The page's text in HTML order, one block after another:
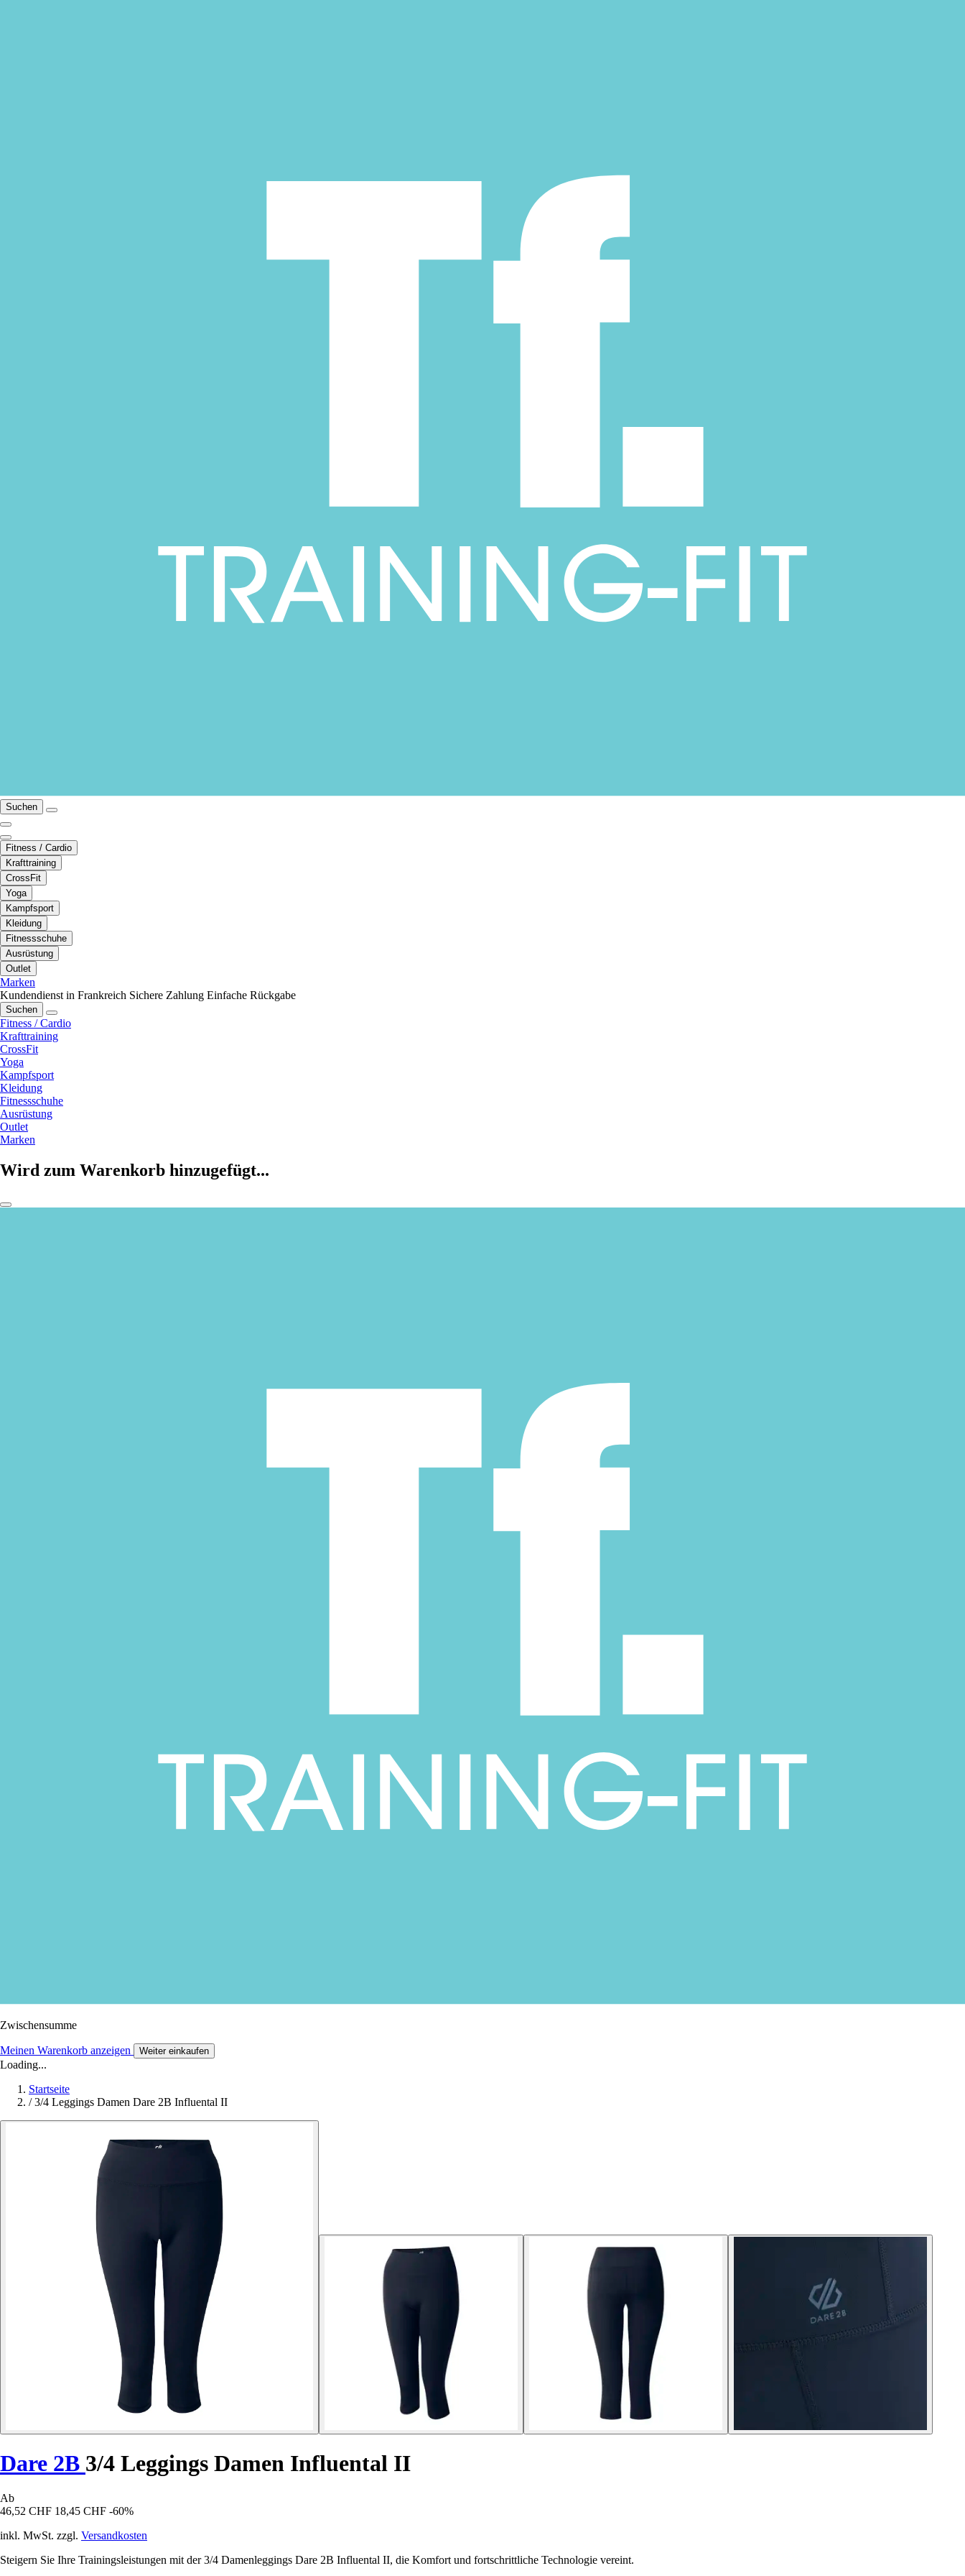
Suchen
Fitness / Cardio
Krafttraining
CrossFit
Yoga
Kampfsport
Kleidung
Fitnessschuhe
Ausrüstung
Outlet
Marken
Kundendienst in Frankreich Sichere Zahlung Einfache Rückgabe
Suchen
Fitness / Cardio
Krafttraining
CrossFit
Yoga
Kampfsport
Kleidung
Fitnessschuhe
Ausrüstung
Outlet
Marken
Wird zum Warenkorb hinzugefügt...
Zwischensumme
Meinen Warenkorb anzeigen Weiter einkaufen
Loading...
Startseite
/ 3/4 Leggings Damen Dare 2B Influental II
Dare 2B 3/4 Leggings Damen Influental II
Ab
46,52 CHF 18,45 CHF -60%
inkl. MwSt. zzgl. Versandkosten
Steigern Sie Ihre Trainingsleistungen mit der 3/4 Damenleggings Dare 2B Influental II, die Komfort und fortschrittliche Technologie vereint.